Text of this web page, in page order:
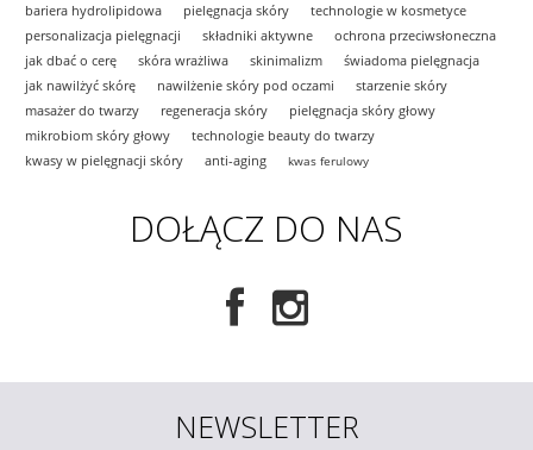
bariera hydrolipidowa
pielęgnacja skóry
technologie w kosmetyce
personalizacja pielęgnacji
składniki aktywne
ochrona przeciwsłoneczna
jak dbać o cerę
skóra wrażliwa skinimalizm
świadoma pielęgnacja
jak nawilżyć skórę
nawilżenie skóry pod oczami
starzenie skóry
masażer do twarzy
regeneracja skóry
pielęgnacja skóry głowy
mikrobiom skóry głowy
technologie beauty do twarzy
kwasy w pielęgnacji skóry
anti-aging kwas ferulowy
DOŁĄCZ DO NAS
NEWSLETTER